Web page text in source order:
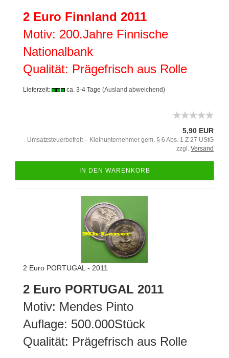
2 Euro Finnland 2011
Motiv: 200.Jahre Finnische
Nationalbank
Qualität: Prägefrisch aus Rolle
Lieferzeit: ca. 3-4 Tage (Ausland abweichend)
5,90 EUR
Umsatzsteuerbefreit – Kleinunternehmer gem. § 6 Abs. 1 Z 27 UStG
zzgl. Versand
IN DEN WARENKORB
2 Euro PORTUGAL - 2011
2 Euro PORTUGAL 2011
Motiv: Mendes Pinto
Auflage: 500.000Stück
Qualität: Prägefrisch aus Rolle